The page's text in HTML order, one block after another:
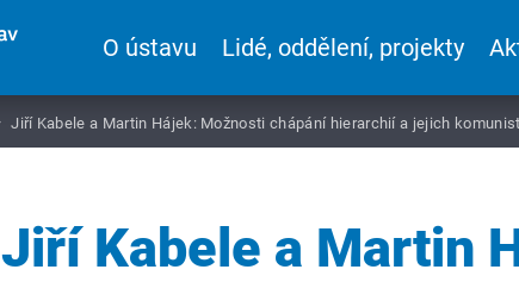
O ústavu Lidé, oddělení, projekty
Jiří Kabele a Martin Hájek: Možnosti chápání hierarchií a jejich
Jiří Kabele a Martin